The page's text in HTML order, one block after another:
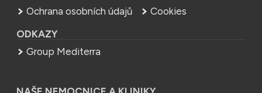
Ochrana osobních údajů
Cookies
ODKAZY
Group Mediterra